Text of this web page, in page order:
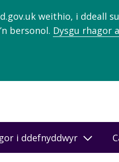
weithio, i ddeall
bersonol. Dysgu rhagor
i ddefnyddwyr